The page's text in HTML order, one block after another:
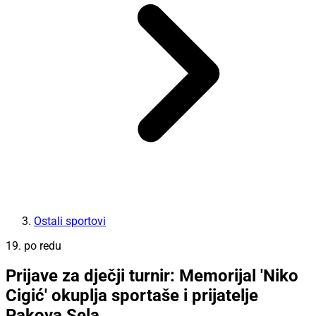
Ostali sportovi
19. po redu
Prijave za dječji turnir: Memorijal 'Niko
Cigić' okuplja sportaše i prijatelje